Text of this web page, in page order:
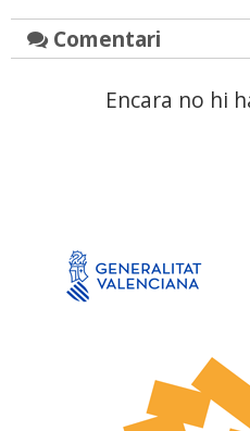
Comentari
Encara no hi